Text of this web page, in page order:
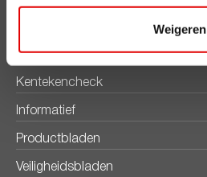
Weigeren
Ecosave
AVIA smeermiddelen
Kentekencheck
Informatief
Productbladen
Veiligheidsbladen